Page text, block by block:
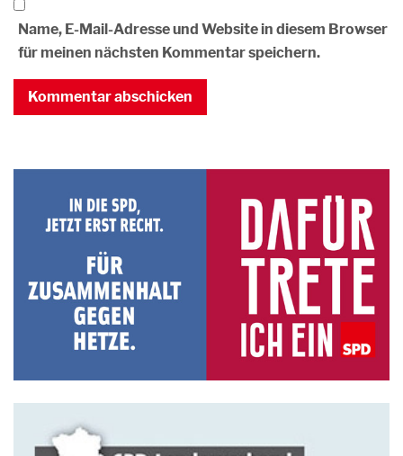
Name, E-Mail-Adresse und Website in diesem Browser
für meinen nächsten Kommentar speichern.